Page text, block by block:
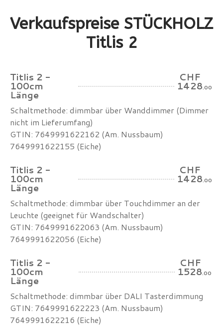
Verkaufspreise STÜCKHOLZ
Titlis 2
Titlis 2 -
100cm
Länge
CHF
1428 .00
Schaltmethode: dimmbar über Wanddimmer (Dimmer
nicht im Lieferumfang)
GTIN: 7649991622162 (Am. Nussbaum)
7649991622155 (Eiche)
Titlis 2 -
100cm
Länge
CHF
1428 .00
Schaltmethode: dimmbar über Touchdimmer an der
Leuchte (geeignet für Wandschalter)
GTIN: 7649991622063 (Am. Nussbaum)
7649991622056 (Eiche)
Titlis 2 -
100cm
Länge
CHF
1528 .00
Schaltmethode: dimmbar über DALI Tasterdimmung
GTIN: 7649991622223 (Am. Nussbaum)
7649991622216 (Eiche)